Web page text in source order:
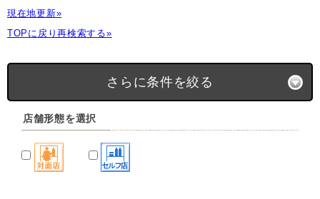
現在地更新»
TOPに戻り再検索する»
さらに条件を絞る
店舗形態を選択